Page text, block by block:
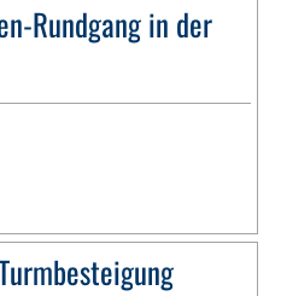
Rundgang in der